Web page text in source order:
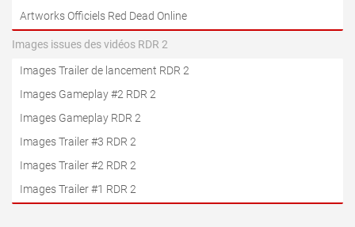
Artworks Officiels Red Dead Online
Images issues des vidéos RDR 2
Images Trailer de lancement RDR 2
Images Gameplay #2 RDR 2
Images Gameplay RDR 2
Images Trailer #3 RDR 2
Images Trailer #2 RDR 2
Images Trailer #1 RDR 2